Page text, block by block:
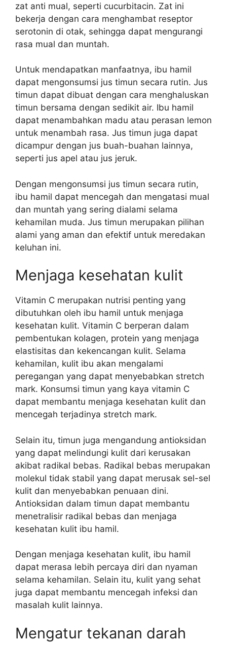
zat anti mual, seperti cucurbitacin. Zat ini
bekerja dengan cara menghambat reseptor
serotonin di otak, sehingga dapat mengurangi
rasa mual dan muntah.
Untuk mendapatkan manfaatnya, ibu hamil
dapat mengonsumsi jus timun secara rutin. Jus
timun dapat dibuat dengan cara menghaluskan
timun bersama dengan sedikit air. Ibu hamil
dapat menambahkan madu atau perasan lemon
untuk menambah rasa. Jus timun juga dapat
dicampur dengan jus buah-buahan lainnya,
seperti jus apel atau jus jeruk.
Dengan mengonsumsi jus timun secara rutin,
ibu hamil dapat mencegah dan mengatasi mual
dan muntah yang sering dialami selama
kehamilan muda. Jus timun merupakan pilihan
alami yang aman dan efektif untuk meredakan
keluhan ini.
Menjaga kesehatan kulit
Vitamin C merupakan nutrisi penting yang
dibutuhkan oleh ibu hamil untuk menjaga
kesehatan kulit. Vitamin C berperan dalam
pembentukan kolagen, protein yang menjaga
elastisitas dan kekencangan kulit. Selama
kehamilan, kulit ibu akan mengalami
peregangan yang dapat menyebabkan stretch
mark. Konsumsi timun yang kaya vitamin C
dapat membantu menjaga kesehatan kulit dan
mencegah terjadinya stretch mark.
Selain itu, timun juga mengandung antioksidan
yang dapat melindungi kulit dari kerusakan
akibat radikal bebas. Radikal bebas merupakan
molekul tidak stabil yang dapat merusak sel-sel
kulit dan menyebabkan penuaan dini.
Antioksidan dalam timun dapat membantu
menetralisir radikal bebas dan menjaga
kesehatan kulit ibu hamil.
Dengan menjaga kesehatan kulit, ibu hamil
dapat merasa lebih percaya diri dan nyaman
selama kehamilan. Selain itu, kulit yang sehat
juga dapat membantu mencegah infeksi dan
masalah kulit lainnya.
Mengatur tekanan darah